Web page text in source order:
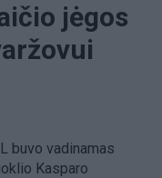
jėgos
buvo vadinamas
Kasparo